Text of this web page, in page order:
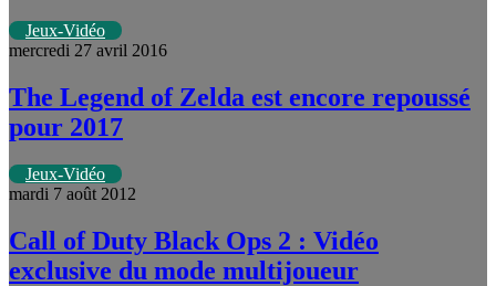
Jeux-Vidéo
mercredi 27 avril 2016
The Legend of Zelda est encore repoussé
pour 2017
Jeux-Vidéo
mardi 7 août 2012
Call of Duty Black Ops 2 : Vidéo
exclusive du mode multijoueur